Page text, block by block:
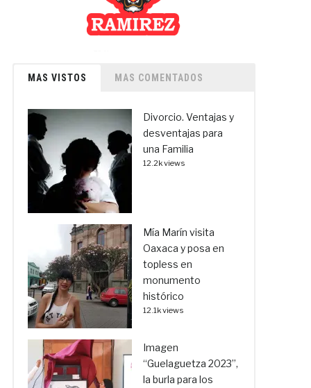
MAS VISTOS MAS COMENTADOS
Divorcio. Ventajas y
desventajas para
una Familia
12.2k views
Mía Marín visita
Oaxaca y posa en
topless en
monumento
histórico
12.1k views
Imagen
“Guelaguetza 2023”,
la burla para los